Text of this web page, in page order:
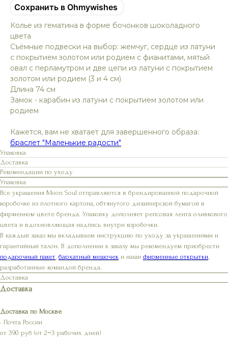
Сохранить в Ohmywishes
Колье из гематина в форме бочонков шоколадного
цвета
Съёмные подвески на выбор: жемчуг, сердце из латуни
с покрытием золотом или родием с фианитами, мятый
овал с перламутром и две цепи из латуни с покрытием
золотом или родием (3 и 4 см)
Длина 74 см
Замок - карабин из латуни с покрытием золотом или
родием
Кажется, вам не хватает для завершенного образа:
браслет "Маленькие радости"
Упаковка
Доставка
Рекомендации по уходу
Упаковка
Все украшения Moon Soul отправляются в брендированной подарочной
коробочке из плотного картона, обтянутого дизайнерской бумагой в
фирменном цвете бренда. Упаковку дополняет репсовая лента оливкового
цвета и вдохновляющая надпись внутри коробочки.
В каждый заказ мы вкладываем инструкцию по уходу за украшениями и
гарантийный талон. В дополнении к заказу мы рекомендуем приобрести
подарочный пакет бархатный мешочек и наши фирменные открытки
разработанные командой бренда.
Доставка
Доставка
Доставка по Москве
• Почта России
от 390 руб (от 2−3 рабочих дней)